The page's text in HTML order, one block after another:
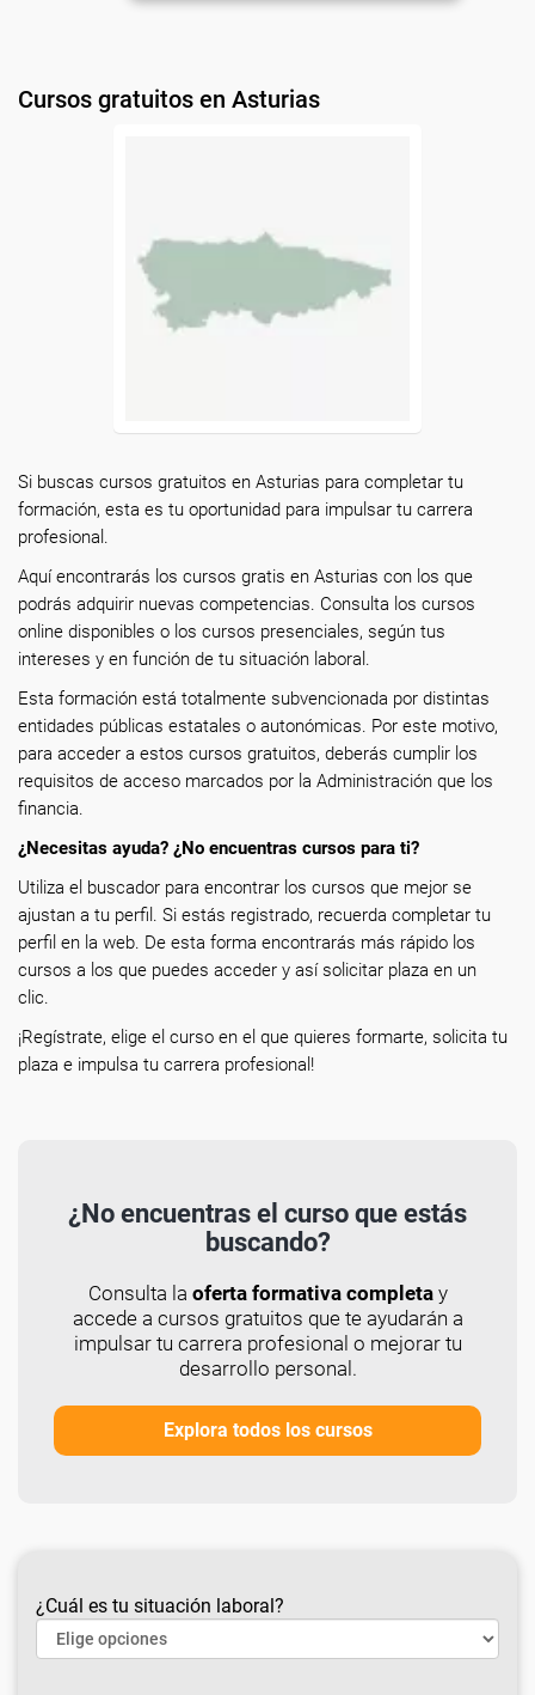
Cursos gratuitos en Asturias
Si buscas cursos gratuitos en Asturias para completar tu
formación, esta es tu oportunidad para impulsar tu carrera
profesional.
Aquí encontrarás los cursos gratis en Asturias con los que
podrás adquirir nuevas competencias. Consulta los cursos
online disponibles o los cursos presenciales, según tus
intereses y en función de tu situación laboral.
Esta formación está totalmente subvencionada por distintas
entidades públicas estatales o autonómicas. Por este motivo,
para acceder a estos cursos gratuitos, deberás cumplir los
requisitos de acceso marcados por la Administración que los
financia.
¿Necesitas ayuda? ¿No encuentras cursos para ti?
Utiliza el buscador para encontrar los cursos que mejor se
ajustan a tu perfil. Si estás registrado, recuerda completar tu
perfil en la web. De esta forma encontrarás más rápido los
cursos a los que puedes acceder y así solicitar plaza en un
clic.
¡Regístrate, elige el curso en el que quieres formarte, solicita tu
plaza e impulsa tu carrera profesional!
¿No encuentras el curso que estás
buscando?
Consulta la oferta formativa completay
accede a cursos gratuitos que te ayudarán a
impulsar tu carrera profesional o mejorar tu
desarrollo personal.
Explora todos los cursos
¿Cuál es tu situación laboral?